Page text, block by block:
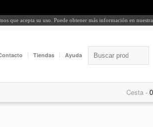
que acepta su uso. Puede obtener más información en nuestra
Tiendas Ayuda
Cesta -